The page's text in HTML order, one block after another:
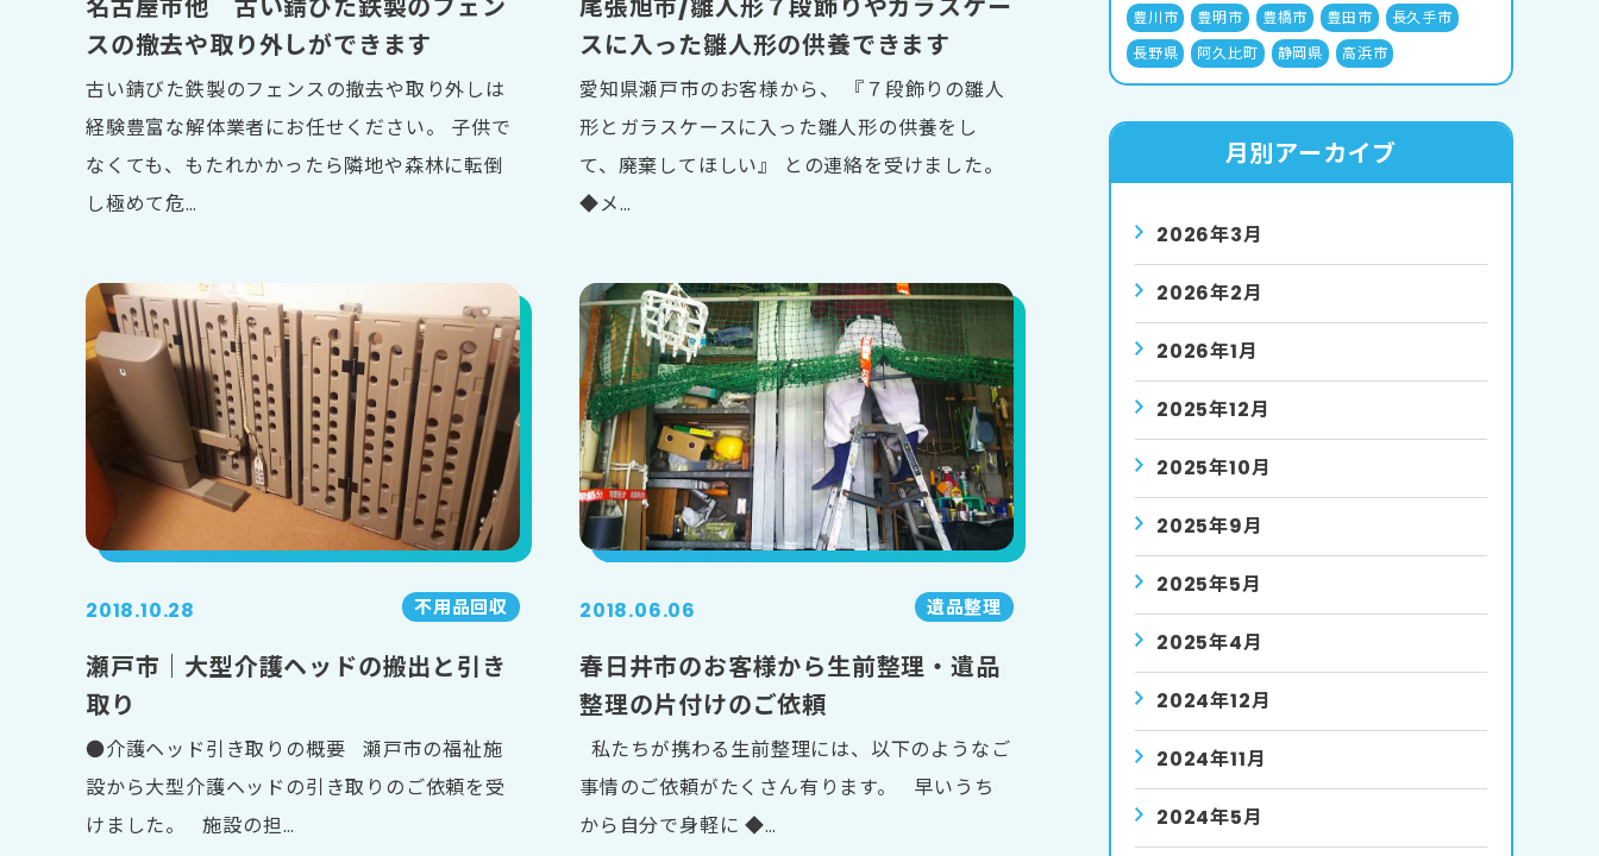
名古屋市他 古い錆びた鉄製のフェン
スの撤去や取り外しができます
古い錆びた鉄製のフェンスの撤去や取り外しは
経験豊富な解体業者にお任せください。 子供で
なくても、もたれかかったら隣地や森林に転倒
し極めて危…
尾張旭市/雛人形７段飾りやガラスケー
スに入った雛人形の供養できます
愛知県瀬戸市のお客様から、 『７段飾りの雛人
形とガラスケースに入った雛人形の供養をし
て、廃棄してほしい』 との連絡を受けました。
◆メ…
2018.10.28 不用品回収
瀬戸市｜大型介護ヘッドの搬出と引き
取り
●介護ヘッド引き取りの概要 瀬戸市の福祉施
設から大型介護ヘッドの引き取りのご依頼を受
けました。 施設の担…
2018.06.06 遺品整理
春日井市のお客様から生前整理・遺品
整理の片付けのご依頼
私たちが携わる生前整理には、以下のようなご
事情のご依頼がたくさん有ります。 早いうち
から自分で身軽に ◆…
豊川市
豊明市 豊橋市 豊田市
長久手市
長野県
阿久比町 静岡県 高浜市
月別アーカイブ
2026年3月
2026年2月
2026年1月
2025年12月
2025年10月
2025年9月
2025年5月
2025年4月
2024年12月
2024年11月
2024年5月